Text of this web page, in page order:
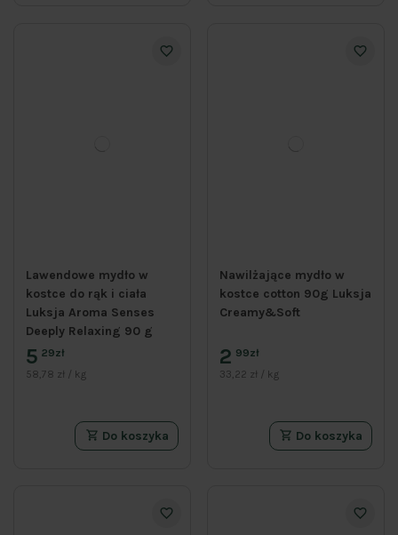
Lawendowe mydło w
kostce do rąk i ciała
Luksja Aroma Senses
Deeply Relaxing 90 g
5 29zł
58,78 zł / kg
Do koszyka
Nawilżające mydło w
kostce cotton 90g Luksja
Creamy&Soft
2 99zł
33,22 zł / kg
Do koszyka